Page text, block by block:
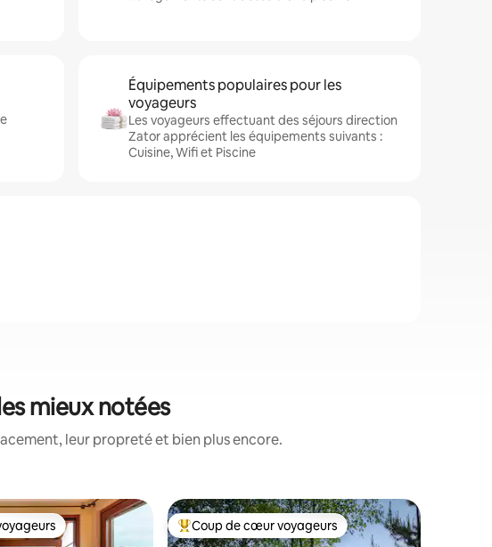
Équipements populaires pour les
voyageurs
Les voyageurs effectuant des séjours direction
Zator apprécient les équipements suivants :
Cuisine, Wifi et Piscine
mieux notées
leur propreté et bien plus encore.
Coups de cœur voyageurs les plus appréciés
Coup de cœur voyageurs